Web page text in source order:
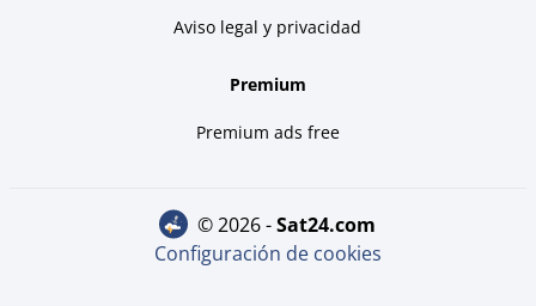
Aviso legal y privacidad
Premium
Premium ads free
© 2026 - sat24.com
Configuración de cookies